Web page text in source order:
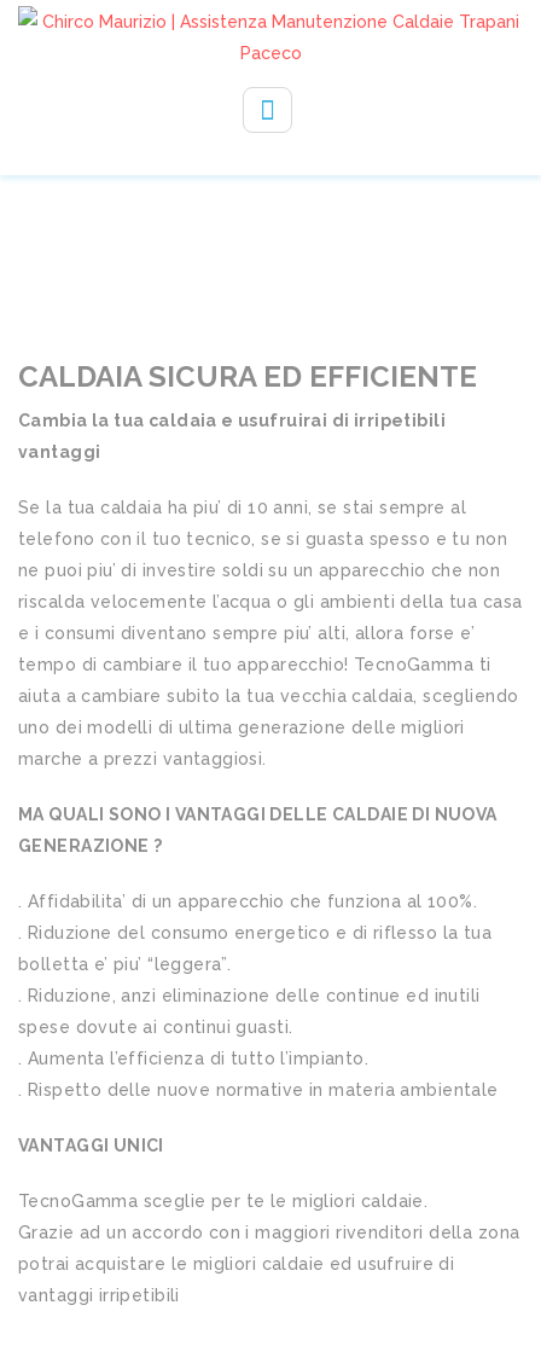
CALDAIA SICURA ED EFFICIENTE
Cambia la tua caldaia e usufruirai di irripetibili
vantaggi
Se la tua caldaia ha piu’ di 10 anni, se stai sempre al
telefono con il tuo tecnico, se si guasta spesso e tu non
ne puoi piu’ di investire soldi su un apparecchio che non
riscalda velocemente l’acqua o gli ambienti della tua casa
e i consumi diventano sempre piu’ alti, allora forse e’
tempo di cambiare il tuo apparecchio! TecnoGamma ti
aiuta a cambiare subito la tua vecchia caldaia, scegliendo
uno dei modelli di ultima generazione delle migliori
marche a prezzi vantaggiosi.
MA QUALI SONO I VANTAGGI DELLE CALDAIE DI NUOVA
GENERAZIONE ?
. Affidabilita’ di un apparecchio che funziona al 100%.
. Riduzione del consumo energetico e di riflesso la tua
bolletta e’ piu’ “leggera”.
. Riduzione, anzi eliminazione delle continue ed inutili
spese dovute ai continui guasti.
. Aumenta l’efficienza di tutto l’impianto.
. Rispetto delle nuove normative in materia ambientale
VANTAGGI UNICI
TecnoGamma sceglie per te le migliori caldaie.
Grazie ad un accordo con i maggiori rivenditori della zona
potrai acquistare le migliori caldaie ed usufruire di
vantaggi irripetibili